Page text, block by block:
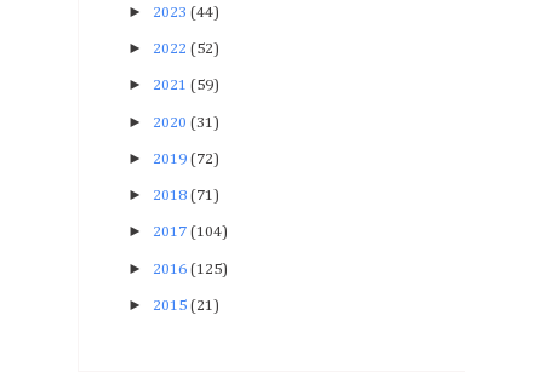
► 2023 (44)
► 2022 (52)
► 2021 (59)
► 2020 (31)
► 2019 (72)
► 2018 (71)
► 2017 (104)
► 2016 (125)
► 2015 (21)